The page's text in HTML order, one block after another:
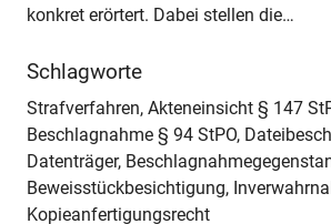
konkret erörtert. Dabei stellen die…
Schlagworte
Strafverfahren, Akteneinsicht § 147
Beschlagnahme § 94 StPO,
Datenträger,
Beweisstückbesichtigung,
Kopieanfertigungsrecht